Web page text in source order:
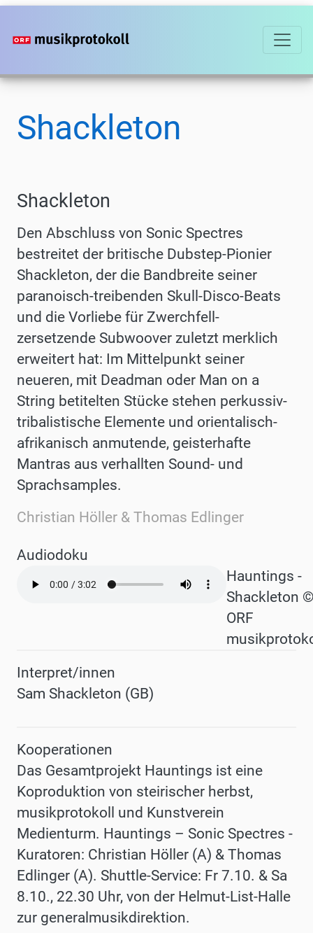
Direkt
zum
Shackleton
Shackleton
Den Abschluss von Sonic Spectres
bestreitet der britische Dubstep-Pionier
Shackleton, der die Bandbreite seiner
paranoisch-treibenden Skull-Disco-Beats
und die Vorliebe für Zwerchfell-
zersetzende Subwoover zuletzt merklich
erweitert hat: Im Mittelpunkt seiner
neueren, mit Deadman oder Man on a
String betitelten Stücke stehen perkussiv-
tribalistische Elemente und orientalisch-
afrikanisch anmutende, geisterhafte
Mantras aus verhallten Sound- und
Sprachsamples.
Christian Höller & Thomas Edlinger
Audiodoku
Audio
Hauntings -
Shackleton
ORF
Interpret/innen
Sam Shackleton (GB)
Kooperationen
Das Gesamtprojekt Hauntings ist eine
Koproduktion von steirischer herbst,
musikprotokoll und Kunstverein
Medienturm. Hauntings – Sonic Spectres -
Kuratoren: Christian Höller (A) & Thomas
Edlinger (A). Shuttle-Service: Fr 7.10. & Sa
8.10., 22.30 Uhr, von der Helmut-List-Halle
zur generalmusikdirektion.